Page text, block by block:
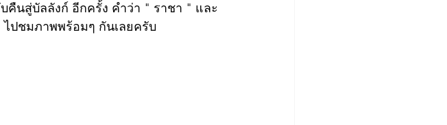
คืนสู่บัลลังก์ อีกครั้ง คำว่า " ราชา " และ
ปชมภาพพร้อมๆ กันเลยครับ